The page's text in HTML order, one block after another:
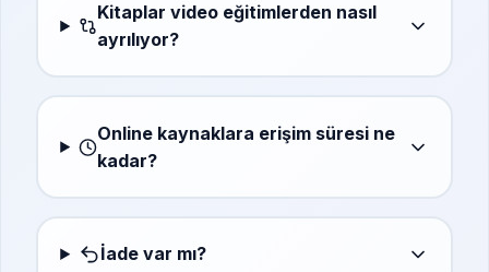
Kitaplar video eğitimlerden nasıl
ayrılıyor?
Online kaynaklara erişim süresi ne
kadar?
İade var mı?